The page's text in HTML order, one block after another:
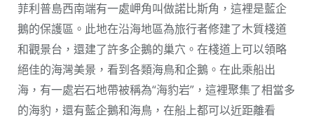
菲利普島西南端有一處岬角叫做諾比斯角，這裡是藍企
鵝的保護區。此地在沿海地區為旅行者修建了木質棧道
和觀景台，還建了許多企鵝的巢穴。在棧道上可以領略
絕佳的海灣美景，看到各類海鳥和企鵝。在此乘船出
海，有一處岩石地帶被稱為“海豹岩”，這裡聚集了相當多
的海豹，還有藍企鵝和海鳥，在船上都可以近距離看